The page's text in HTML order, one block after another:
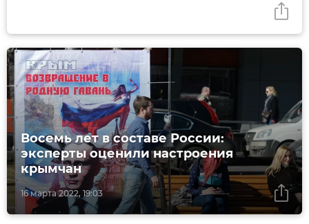
16 марта 2022, 19:03
Восемь лет в составе России:
эксперты оценили настроения
крымчан